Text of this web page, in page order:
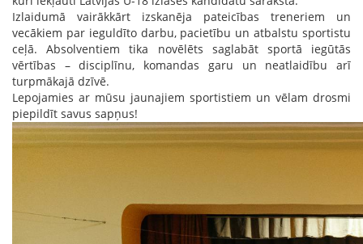
Izlaidumā vairākkārt izskanēja pateicības treneriem un
vecākiem par ieguldīto darbu, pacietību un atbalstu sportistu
ceļā. Absolventiem tika novēlēts saglabāt sportā iegūtās
vērtības – disciplīnu, komandas garu un neatlaidību arī
turpmākajā dzīvē.
Lepojamies ar mūsu jaunajiem sportistiem un vēlam drosmi
piepildīt savus sapņus!